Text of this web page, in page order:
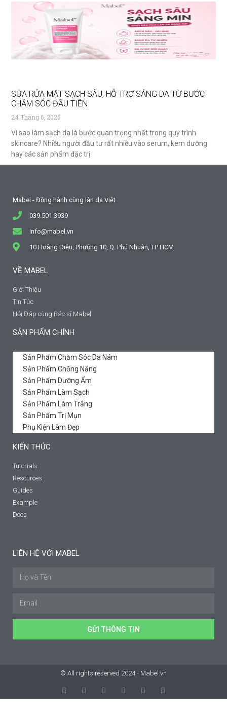
SỮA RỬA MẶT SẠCH SÂU, HỖ TRỢ SÁNG DA TỪ BƯỚC
CHĂM SÓC ĐẦU TIÊN
24 Tháng 6, 2026
Vì sao làm sạch da là bước quan trọng nhất trong quy trình
skincare? Nhiều người đầu tư rất nhiều vào serum, kem dưỡng
hay các sản phẩm đặc trị
Mabel - Đồng hành cùng làn da Việt
039.501.3939
info@mabel.vn
10 Hoàng Diệu, Phường 10, Q. Phú Nhuận, TP HCM
VỀ MABEL
Giới Thiệu
Tin Tức
Hỏi Đáp cùng Bác sĩ Mabel
SẢN PHẨM CHÍNH
Sản Phẩm Chăm Sóc Da Nám
Sản Phẩm Chống Nắng
Sản Phẩm Dưỡng Ẩm
Sản Phẩm Làm Sạch
Sản Phẩm Làm Trắng
Sản Phẩm Trị Mụn
Phụ Kiện Làm Đẹp
KIẾN THỨC
Tutorials
Resources
Guides
Example
Docs
LIÊN HỆ VỚI MABEL
GỬI THÔNG TIN
© All rights reserved 2024 - Mabel.vn